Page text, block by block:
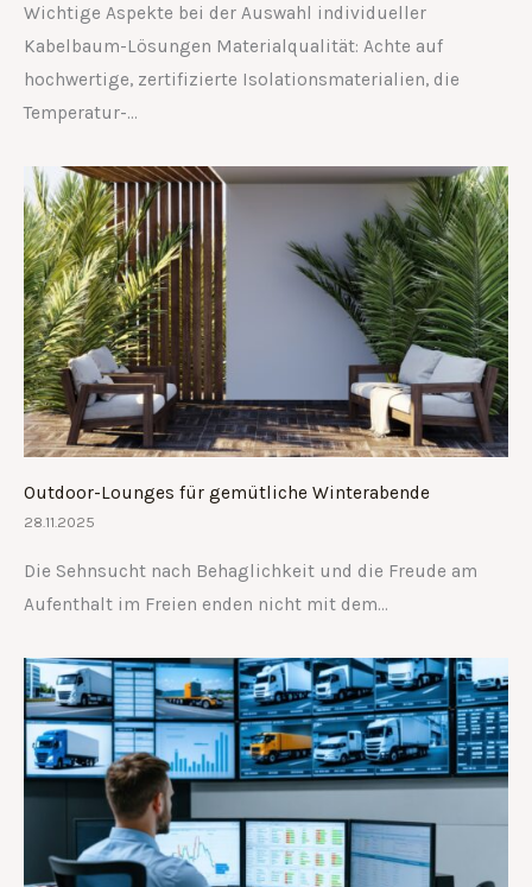
Wichtige Aspekte bei der Auswahl individueller
Kabelbaum-Lösungen Materialqualität: Achte auf
hochwertige, zertifizierte Isolationsmaterialien, die
Temperatur-…
Outdoor-Lounges für gemütliche Winterabende
28.11.2025
Die Sehnsucht nach Behaglichkeit und die Freude am
Aufenthalt im Freien enden nicht mit dem…